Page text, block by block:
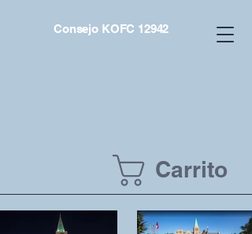
Consejo KOFC 12942
Carrito